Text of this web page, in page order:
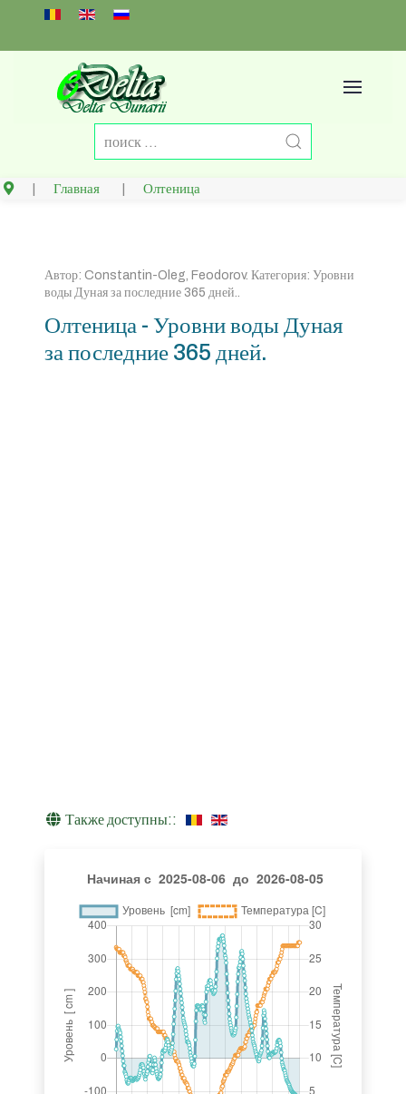
Select your language
Главная Олтеница
Автор: Constantin-Oleg, Feodorov. Категория: Уровни
воды Дуная за последние 365 дней..
Олтеница - Уровни воды Дуная
за последние 365 дней.
Также доступны::